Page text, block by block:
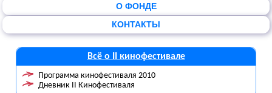
О ФОНДЕ
КОНТАКТЫ
Всё о II кинофестивале
Программа кинофестиваля 2010
Дневник II Кинофестиваля